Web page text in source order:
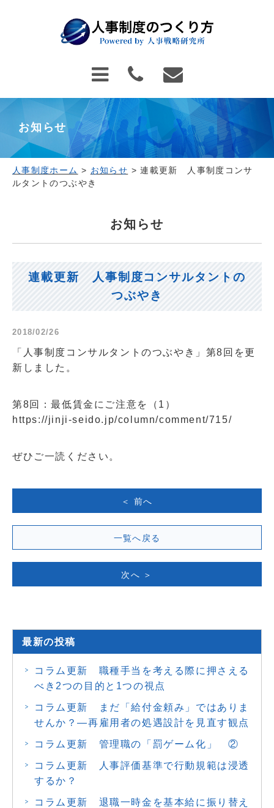
お知らせ
人事制度ホーム > お知らせ >連載更新 人事制度コンサ
ルタントのつぶやき
お知らせ
連載更新 人事制度コンサルタントの
つぶやき
2018/02/26
「人事制度コンサルタントのつぶやき」第8回を更
新しました。
第8回：最低賃金にご注意を（1）
https://jinji-seido.jp/column/comment/715/
ぜひご一読ください。
＜ 前へ
一覧へ戻る
次へ ＞
最新の投稿
コラム更新 職種手当を考える際に押さえる
べき2つの目的と1つの視点
コラム更新 まだ「給付金頼み」ではありま
せんか？―再雇用者の処遇設計を見直す観点
コラム更新 管理職の「罰ゲーム化」 ②
コラム更新 人事評価基準で行動規範は浸透
するか？
コラム更新 退職一時金を基本給に振り替え